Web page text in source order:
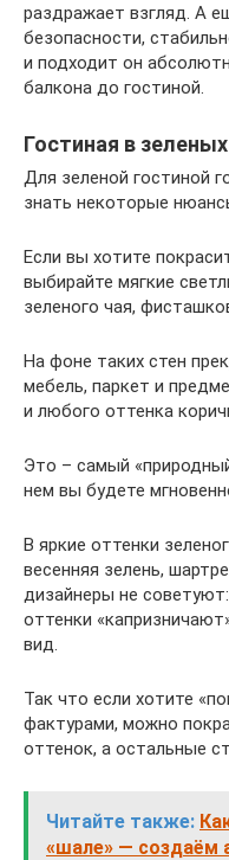
раздражает взгляд. А
безопасности,
и подходит он
балкона до гостиной.
Гостиная в
Для зеленой гостиной
знать некоторые
Если вы хотите
выбирайте мягкие
зеленого чая,
На фоне таких стен
мебель, паркет и
и любого оттенка
Это – самый
нем вы будете
В яркие оттенки
весенняя зелень,
дизайнеры не
оттенки
вид.
Так что если хотите
фактурами, можно
оттенок, а остальные
Читайте также:
«шале» — создаём